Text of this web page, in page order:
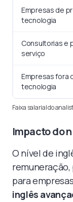
Empresas de
tecnologia
Consultorias e
serviço
Empresas fora
tecnologia
Faixa salarial do
Impacto do
O nível de
para
inglês